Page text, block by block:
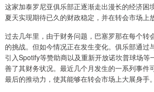
这家加泰罗尼亚俱乐部正逐渐走出漫长的经济困
夏天实现期待已久的财政稳定，并在转会市场上
过去几年里，由于财务问题，巴塞罗那在每个转
的挑战。但如今情况正在发生变化。俱乐部通过
引入Spotify等赞助商以及重新开放诺坎普球场等
善了其财务状况。最近几个月发生的一系列事件
最后的推动力，使其能够在转会市场上大展身手。